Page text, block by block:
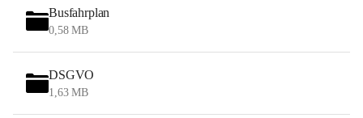
Wochenendhäuser im Gemeindegebiet. Wegen des
waldreichen Jagdgebietes haben viele Jagdpächter ihre
Das Wandern ist aus touristischer Sicht die bedeutendste
Tätigkeit. Das hügelige Gebiet mit Wanderwegen durch
Wiesen, Wälder und Obstkulturen lädt dazu ein. Gefördert
Busfahrplan
0,58 MB
DSGVO
1,63 MB